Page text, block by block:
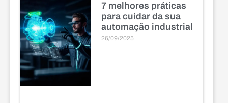
7 melhores práticas
para cuidar da sua
automação industrial
26/09/2025